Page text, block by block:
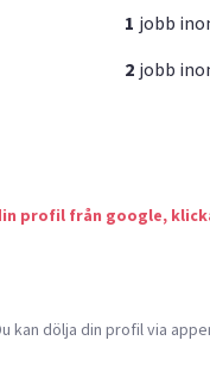
1 jobb
2 jobb
profil från google,
kan dölja din profil via